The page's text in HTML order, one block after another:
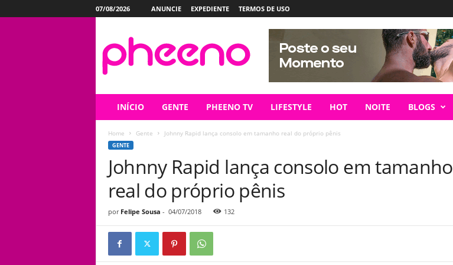
07/08/2026 ANUNCIE EXPEDIENTE TERMOS DE USO
INÍCIO GENTE PHEENO TV LIFESTYLE HOT NOITE BLOGS
Home Gente Johnny Rapid lança consolo em tamanho real do próprio pênis
GENTE
Johnny Rapid lança consolo em tamanho
real do próprio pênis
por Felipe Sousa - 04/07/2018 132